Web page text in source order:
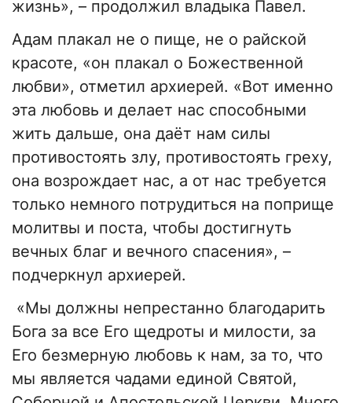
жизнь», – продолжил владыка Павел.
Адам плакал не о пище, не о райской
красоте, «он плакал о Божественной
любви», отметил архиерей. «Вот именно
эта любовь и делает нас способными
жить дальше, она даёт нам силы
противостоять злу, противостоять греху,
она возрождает нас, а от нас требуется
только немного потрудиться на поприще
молитвы и поста, чтобы достигнуть
вечных благ и вечного спасения», –
подчеркнул архиерей.
«Мы должны непрестанно благодарить
Бога за все Его щедроты и милости, за
Его безмерную любовь к нам, за то, что
мы является чадами единой Святой,